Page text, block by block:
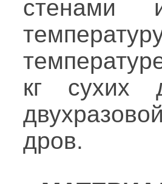
стенами
кг сухих
дров.